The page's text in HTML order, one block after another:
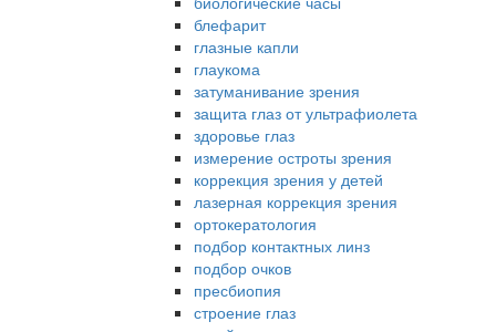
блефарит
глазные капли
глаукома
затуманивание зрения
защита глаз от ультрафиолета
здоровье глаз
измерение остроты зрения
коррекция зрения у детей
лазерная коррекция зрения
ортокератология
подбор контактных линз
подбор очков
пресбиопия
строение глаз